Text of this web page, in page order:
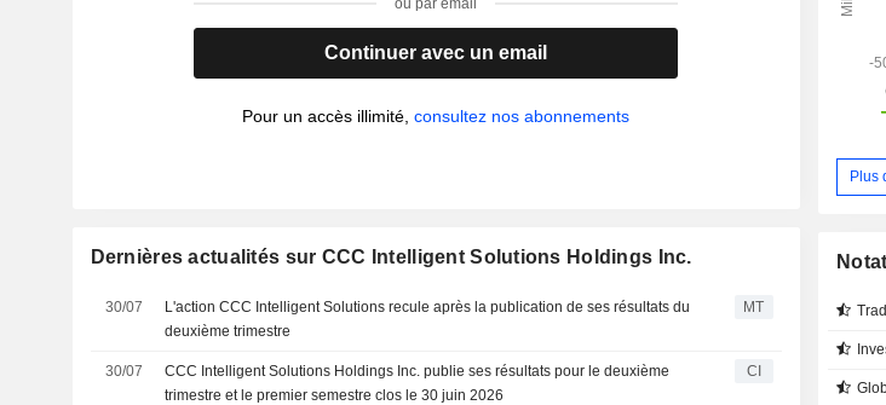
ou par email
Continuer avec un email
Pour un accès illimité,consultez nos abonnements
Dernières actualités sur CCC Intelligent Solutions Holdings Inc.
30/07
L'action CCC Intelligent Solutions recule après la publication de ses résultats du
deuxième trimestre
MT
30/07
CCC Intelligent Solutions Holdings Inc. publie ses résultats pour le deuxième
trimestre et le premier semestre clos le 30 juin 2026
CI
Plus